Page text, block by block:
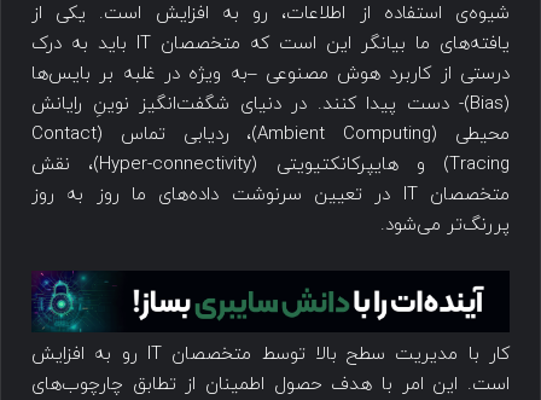
شیوه‌ی استفاده از اطلاعات، رو به افزایش است. یکی از
یافته‌های ما بیانگر این است که متخصصان IT باید به درک
درستی از کاربرد هوش مصنوعی –به ویژه در غلبه بر بایس‌ها
(Bias)- دست پیدا کنند. در دنیای شگفت‌انگیز نوینِ رایانش
محیطی (Ambient Computing)، ردیابی تماس (Contact
Tracing) و هایپرکانکتیویتی (Hyper-connectivity)، نقش
متخصصان IT در تعیین سرنوشت داده‌های ما روز به روز
پررنگ‌تر می‌شود.
کار با مدیریت سطح بالا توسط متخصصان IT رو به افزایش
است. این امر با هدف حصول اطمینان از تطابق چارچوب‌های